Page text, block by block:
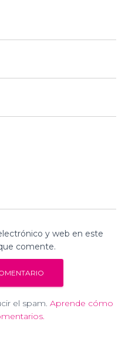
y web en este
comente.
el spam. Aprende cómo